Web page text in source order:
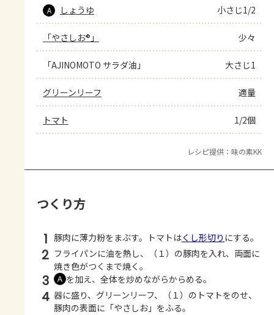
A しょうゆ 小さじ1/2
「やさしお®」 少々
「AJINOMOTO サラダ油」 大さじ1
グリーンリーフ 適量
トマト 1/2個
レシピ提供：味の素KK
つくり方
1 豚肉に薄力粉をまぶす。トマトはくし形切り にする。
2 フライパンに油を熱し、（１）の豚肉を入れ、両面に
焼き色がつくまで焼く。
3 Ａ を加え、全体を炒めながらからめる。
4 器に盛り、グリーンリーフ、（１）のトマトをのせ、
豚肉の表面に「やさしお」をふる。